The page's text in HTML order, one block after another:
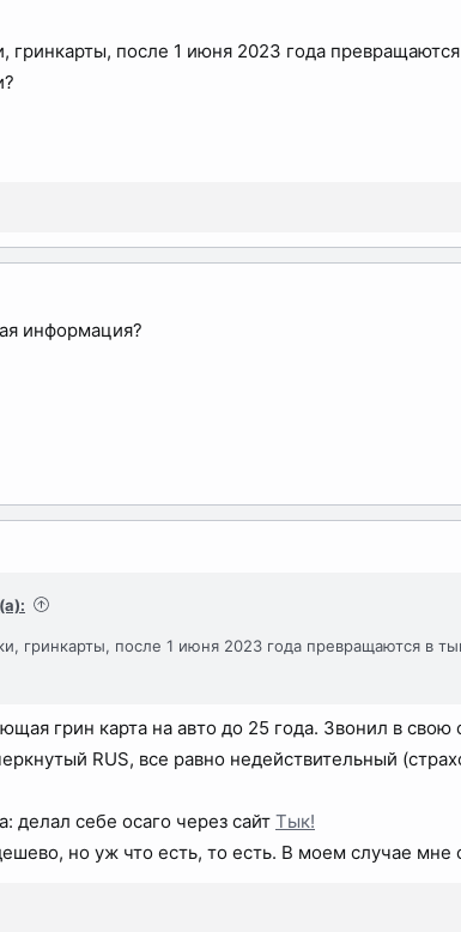
гринкарты, после 1 июня 2023 года
информация?
гринкарты, после 1 июня 2023 года превращаются в
грин карта на авто до 25 года. Звонил в
RUS, все равно недействительный
делал себе осаго через сайт Тык!
но уж что есть, то есть. В моем случае мне